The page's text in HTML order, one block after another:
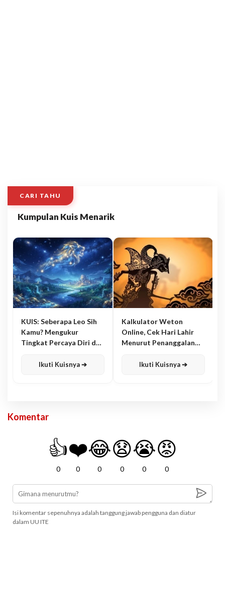
CARI TAHU
Kumpulan Kuis Menarik
KUIS: Seberapa Leo Sih
Kamu? Mengukur
Tingkat Percaya Diri dan
Ikuti Kuisnya ➔
Kalkulator Weton
Online, Cek Hari Lahir
Menurut Penanggalan
Ikuti Kuisnya ➔
Komentar
👍
0
❤️
0
😂
0
😧
0
😭
0
😡
0
Isi komentar sepenuhnya adalah tanggung jawab pengguna dan diatur
dalam UU ITE